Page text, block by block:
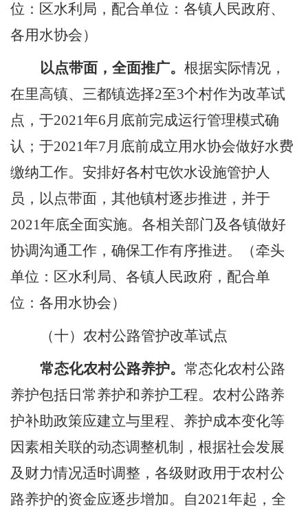
位：区水利局，配合单位：各镇人民政府、
各用水协会）
以点带面，全面推广。 根据实际情况，
在里高镇、三都镇选择2至3个村作为改革试
点，于2021年6月底前完成运行管理模式确
认；于2021年7月底前成立用水协会做好水费
缴纳工作。安排好各村屯饮水设施管护人
员，以点带面，其他镇村逐步推进，并于
2021年底全面实施。各相关部门及各镇做好
协调沟通工作，确保工作有序推进。
（牵头
单位：区水利局、 各镇人民政府，配合单
位： 各用水协会）
（十） 农村公路管护改革试点
常态化农村公路养护。 常态化农村公路
养护包括日常养护和养护工程。农村公路养
护补助政策应建立与里程、养护成本变化等
因素相关联的动态调整机制，根据社会发展
及财力情况适时调整，各级财政用于农村公
路养护的资金应逐步增加。自2021年起，全